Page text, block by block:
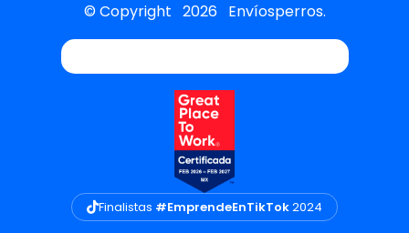
© Copyright 2026 Envíosperros.
Finalistas #EmprendeEnTikTok2024